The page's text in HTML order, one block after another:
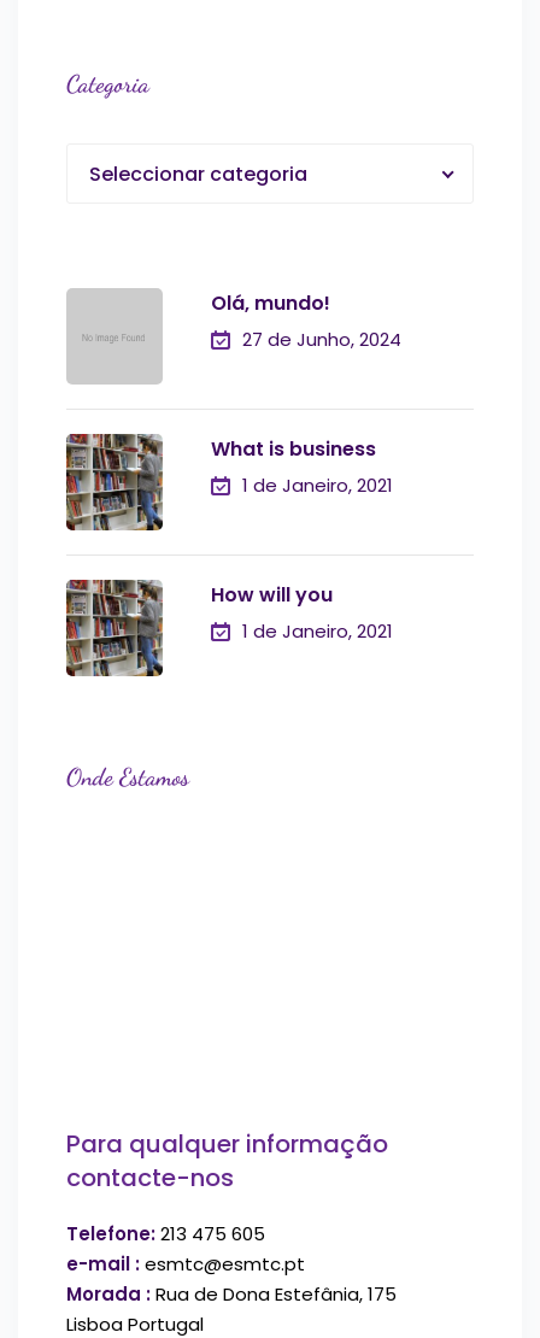
Categoria
Seleccionar categoria
Olá, mundo!
27 de Junho, 2024
What is business
1 de Janeiro, 2021
How will you
1 de Janeiro, 2021
Onde Estamos
Para qualquer informação
contacte-nos
Telefone:213 475 605
e-mail :esmtc@esmtc.pt
Morada :Rua de Dona Estefânia, 175
Lisboa Portugal